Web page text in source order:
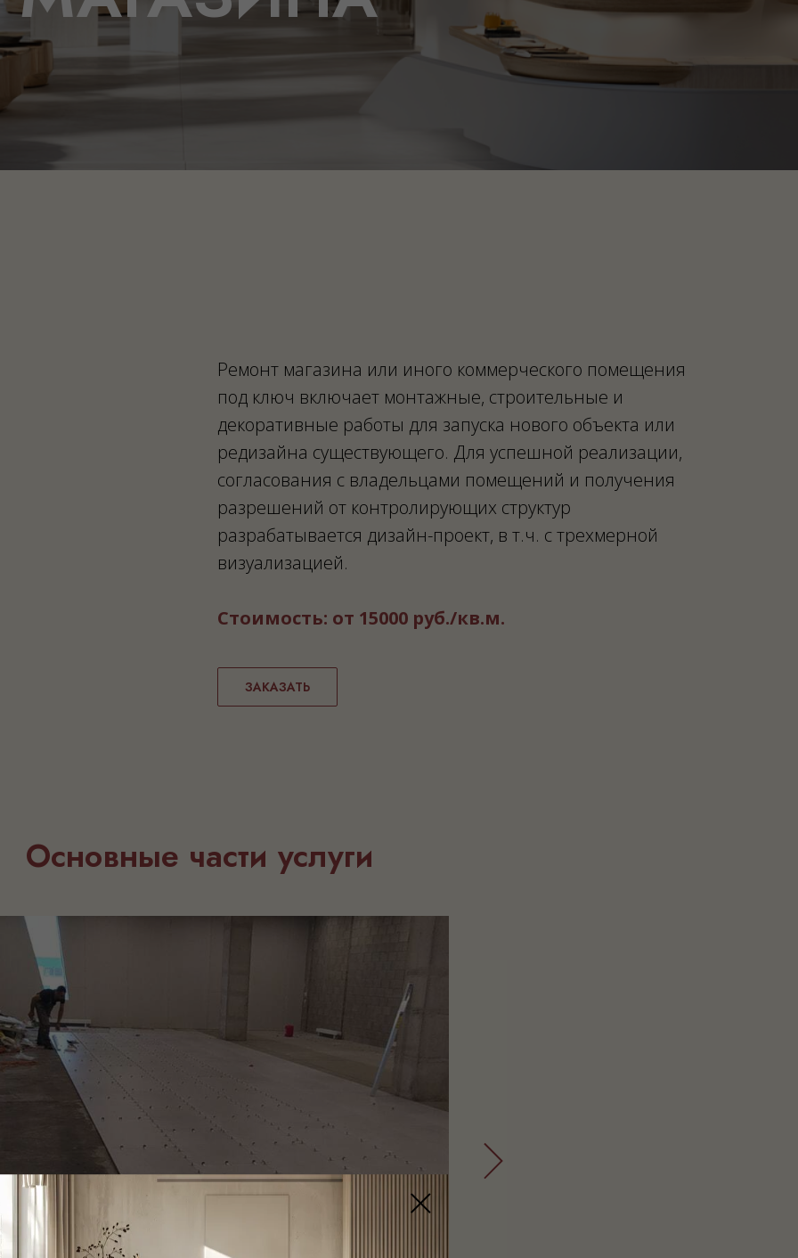
Ремонт магазина или иного коммерческого помещения
под ключ включает монтажные, строительные и
декоративные работы для запуска нового объекта или
редизайна существующего. Для успешной реализации,
согласования с владельцами помещений и получения
разрешений от контролирующих структур
разрабатывается дизайн-проект, в т.ч. с трехмерной
визуализацией.
Стоимость: от 15000 руб./кв.м.
ЗАКАЗАТЬ
Основные части услуги